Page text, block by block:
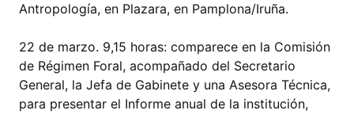
Antropología, en Plazara, en Pamplona/Iruña.
22 de marzo. 9,15 horas: comparece en la Comisión
de Régimen Foral, acompañado del Secretario
General, la Jefa de Gabinete y una Asesora Técnica,
para presentar el Informe anual de la institución,